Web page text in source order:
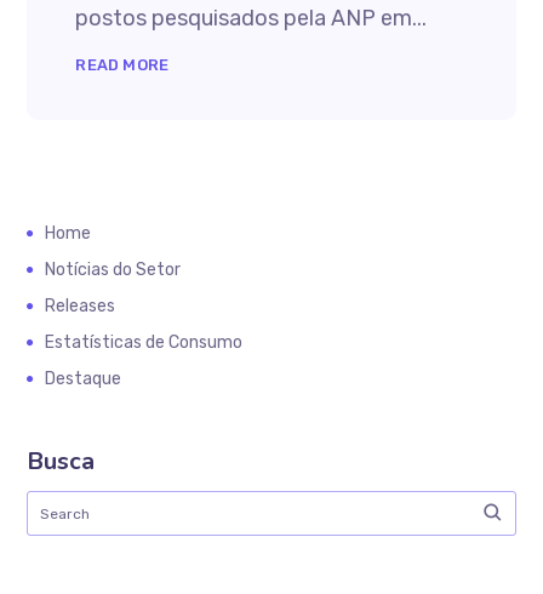
postos pesquisados pela ANP em...
READ MORE
Home
Notícias do Setor
Releases
Estatísticas de Consumo
Destaque
Busca